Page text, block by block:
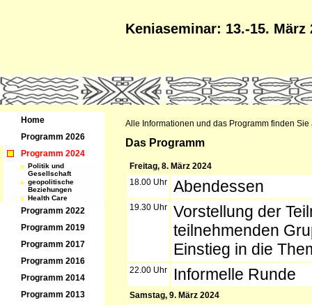
Keniaseminar: 13.-15. März
Home
Programm 2026
Programm 2024
Politik und
Gesellschaft
geopolitische
Beziehungen
Health Care
Programm 2022
Programm 2019
Programm 2017
Programm 2016
Programm 2014
Programm 2013
Alle Informationen und das Programm finden
Das Programm
Freitag, 8. März 2024
18.00 Uhr
Abendessen
19.30 Uhr
Vorstellung der
teilnehmenden
Einstieg in die
22.00 Uhr Informelle Runde
Samstag, 9. März 2024